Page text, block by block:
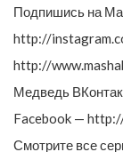
Подпишись на
http://
http://
Медведь
Facebook —
Смотрите все